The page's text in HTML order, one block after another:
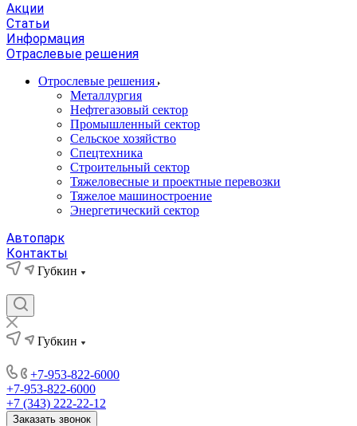
Акции
Статьи
Информация
Отраслевые решения
Отрослевые решения
Металлургия
Нефтегазовый сектор
Промышленный сектор
Сельское хозяйство
Спецтехника
Строительный сектор
Тяжеловесные и проектные перевозки
Тяжелое машиностроение
Энергетический сектор
Автопарк
Контакты
Губкин
Губкин
+7-953-822-6000
+7-953-822-6000
+7 (343) 222-22-12
Заказать звонок